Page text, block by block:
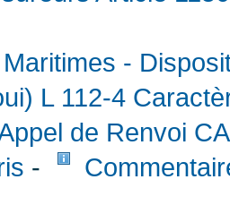
-
L 112-4
de Renvoi
-